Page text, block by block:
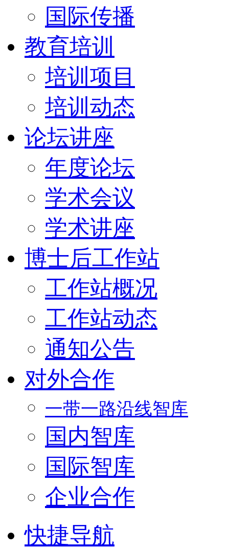
国际传播
教育培训
培训项目
培训动态
论坛讲座
年度论坛
学术会议
学术讲座
博士后工作站
工作站概况
工作站动态
通知公告
对外合作
一带一路沿线智库
国内智库
国际智库
企业合作
快捷导航